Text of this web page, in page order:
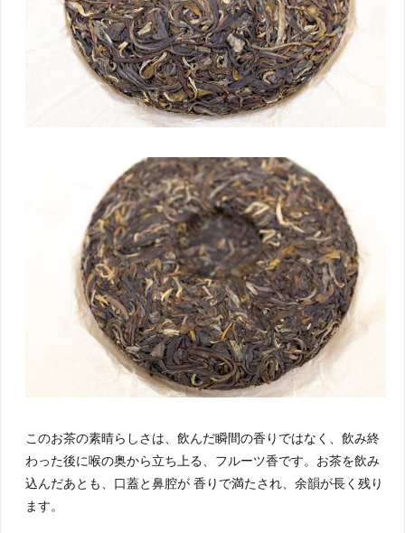
このお茶の素晴らしさは、飲んだ瞬間の香りではなく、飲み終
わった後に喉の奥から立ち上る、フルーツ香です。お茶を飲み
込んだあとも、口蓋と鼻腔が 香りで満たされ、余韻が長く残り
ます。